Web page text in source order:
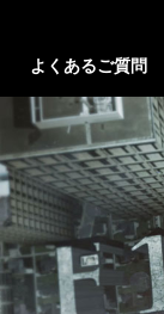
よくあるご質問